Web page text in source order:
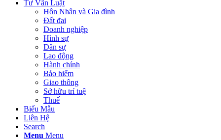
Tư Vấn Luật
Hôn Nhân và Gia đình
Đất đai
Doanh nghiệp
Hình sự
Dân sự
Lao động
Hành chính
Bảo hiểm
Giao thông
Sở hữu trí tuệ
Thuế
Biểu Mẫu
Liên Hệ
Search
Menu Menu